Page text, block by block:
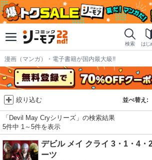
検索 はじ
漫画（マンガ）・電子書籍が国内最大級!!
並べ替え:
絞り込む
「Devil May Cryシリーズ」の検索結果
5件中 1～5件を表示
デビル メイ クライ 3・1・4・
ーツ